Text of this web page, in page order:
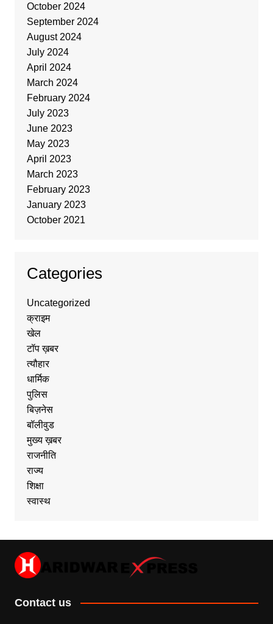
October 2024
September 2024
August 2024
July 2024
April 2024
March 2024
February 2024
July 2023
June 2023
May 2023
April 2023
March 2023
February 2023
January 2023
October 2021
Categories
Uncategorized
क्राइम
खेल
टॉप ख़बर
त्यौहार
धार्मिक
पुलिस
बिज़नेस
बॉलीवुड
मुख्य ख़बर
राजनीति
राज्य
शिक्षा
स्वास्थ
Contact us